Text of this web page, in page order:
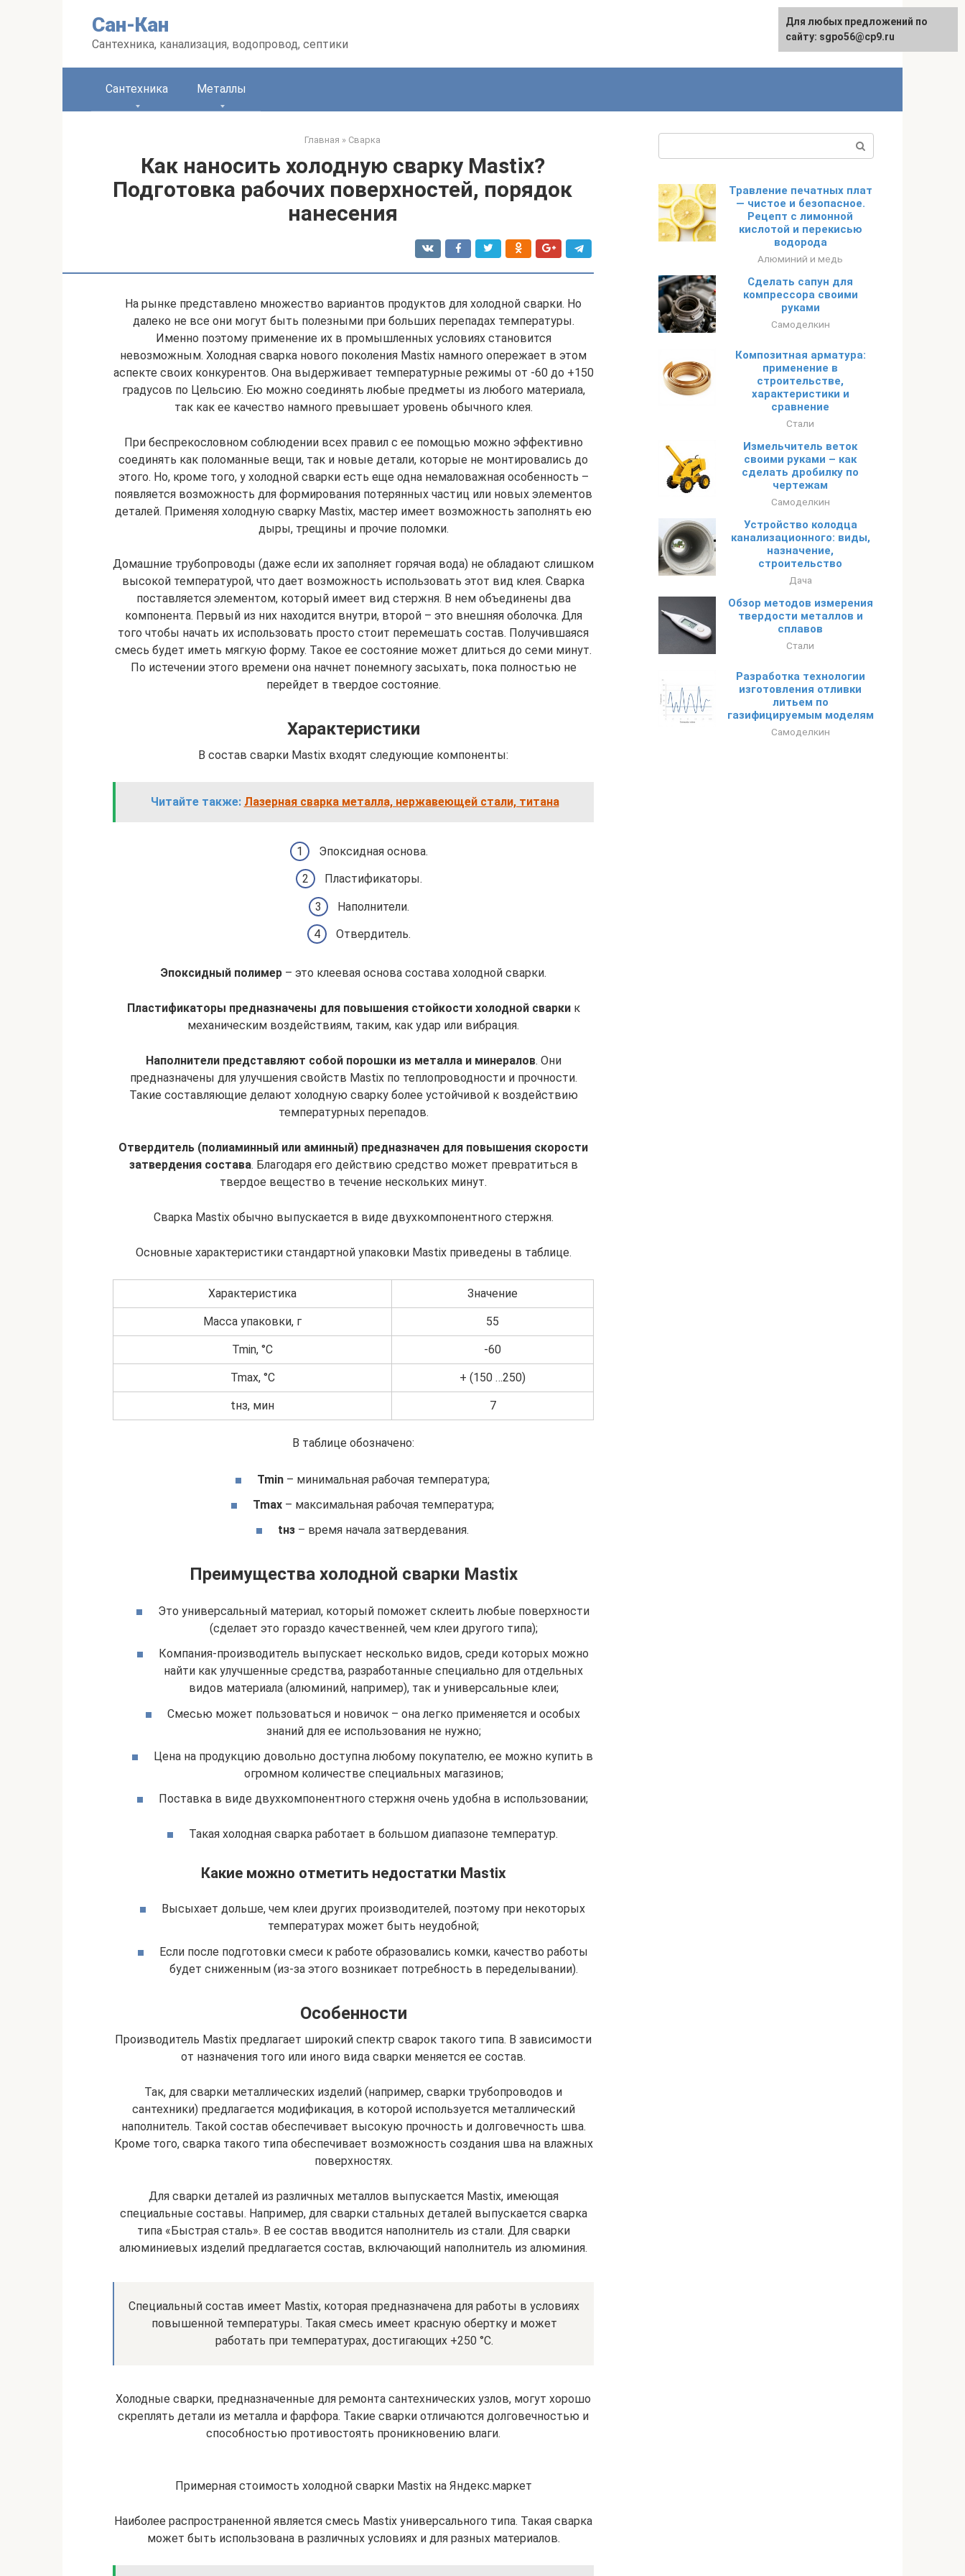
Сан-Кан
Сантехника, канализация, водопровод, септики
English
Сантехника Металлы
Главная » Сварка
Как наносить холодную сварку Mastix?
Подготовка рабочих поверхностей, порядок
нанесения
На рынке представлено множество вариантов продуктов для холодной сварки. Но
далеко не все они могут быть полезными при больших перепадах температуры.
Именно поэтому применение их в промышленных условиях становится
невозможным. Холодная сварка нового поколения Mastix намного опережает в этом
аспекте своих конкурентов. Она выдерживает температурные режимы от -60 до +150
градусов по Цельсию. Ею можно соединять любые предметы из любого материала,
так как ее качество намного превышает уровень обычного клея.
При беспрекословном соблюдении всех правил с ее помощью можно эффективно
соединять как поломанные вещи, так и новые детали, которые не монтировались до
этого. Но, кроме того, у холодной сварки есть еще одна немаловажная особенность –
появляется возможность для формирования потерянных частиц или новых элементов
деталей. Применяя холодную сварку Mastix, мастер имеет возможность заполнять ею
дыры, трещины и прочие поломки.
Домашние трубопроводы (даже если их заполняет горячая вода) не обладают слишком
высокой температурой, что дает возможность использовать этот вид клея. Сварка
поставляется элементом, который имеет вид стержня. В нем объединены два
компонента. Первый из них находится внутри, второй – это внешняя оболочка. Для
того чтобы начать их использовать просто стоит перемешать состав. Получившаяся
смесь будет иметь мягкую форму. Такое ее состояние может длиться до семи минут.
По истечении этого времени она начнет понемногу засыхать, пока полностью не
перейдет в твердое состояние.
Характеристики
В состав сварки Mastix входят следующие компоненты:
Читайте также: Лазерная сварка металла, нержавеющей стали, титана
Эпоксидная основа.
Пластификаторы.
Наполнители.
Отвердитель.
Эпоксидный полимер – это клеевая основа состава холодной сварки.
Пластификаторы предназначены для повышения стойкости холодной сваркик
механическим воздействиям, таким, как удар или вибрация.
Наполнители представляют собой порошки из металла и минералов. Они
предназначены для улучшения свойств Mastix по теплопроводности и прочности.
Такие составляющие делают холодную сварку более устойчивой к воздействию
температурных перепадов.
Отвердитель (полиаминный или аминный) предназначен для повышения скорости
затвердения состава. Благодаря его действию средство может превратиться в
твердое вещество в течение нескольких минут.
Сварка Mastix обычно выпускается в виде двухкомпонентного стержня.
Основные характеристики стандартной упаковки Mastix приведены в таблице.
Характеристика Значение
Масса упаковки, г 55
Tmin, °C -60
Tmax, °C + (150 …250)
tнз, мин 7
В таблице обозначено:
Tmin – минимальная рабочая температура;
Tmax – максимальная рабочая температура;
tнз – время начала затвердевания.
Преимущества холодной сварки Mastix
Это универсальный материал, который поможет склеить любые поверхности
(сделает это гораздо качественней, чем клеи другого типа);
Компания-производитель выпускает несколько видов, среди которых можно
найти как улучшенные средства, разработанные специально для отдельных
видов материала (алюминий, например), так и универсальные клеи;
Смесью может пользоваться и новичок – она легко применяется и особых
знаний для ее использования не нужно;
Цена на продукцию довольно доступна любому покупателю, ее можно купить в
огромном количестве специальных магазинов;
Поставка в виде двухкомпонентного стержня очень удобна в использовании;
Такая холодная сварка работает в большом диапазоне температур.
Какие можно отметить недостатки Mastix
Высыхает дольше, чем клеи других производителей, поэтому при некоторых
температурах может быть неудобной;
Если после подготовки смеси к работе образовались комки, качество работы
будет сниженным (из-за этого возникает потребность в переделывании).
Особенности
Производитель Mastix предлагает широкий спектр сварок такого типа. В зависимости
от назначения того или иного вида сварки меняется ее состав.
Так, для сварки металлических изделий (например, сварки трубопроводов и
сантехники) предлагается модификация, в которой используется металлический
наполнитель. Такой состав обеспечивает высокую прочность и долговечность шва.
Кроме того, сварка такого типа обеспечивает возможность создания шва на влажных
поверхностях.
Для сварки деталей из различных металлов выпускается Mastix, имеющая
специальные составы. Например, для сварки стальных деталей выпускается сварка
типа «Быстрая сталь». В ее состав вводится наполнитель из стали. Для сварки
алюминиевых изделий предлагается состав, включающий наполнитель из алюминия.
Специальный состав имеет Mastix, которая предназначена для работы в условиях
повышенной температуры. Такая смесь имеет красную обертку и может
работать при температурах, достигающих +250 °C.
Холодные сварки, предназначенные для ремонта сантехнических узлов, могут хорошо
скреплять детали из металла и фарфора. Такие сварки отличаются долговечностью и
способностью противостоять проникновению влаги.
Примерная стоимость холодной сварки Mastix на Яндекс.маркет
Наиболее распространенной является смесь Mastix универсального типа. Такая сварка
может быть использована в различных условиях и для разных материалов.
Травление печатных плат
— чистое и безопасное.
Рецепт с лимонной
кислотой и перекисью
водорода
Алюминий и медь
Сделать сапун для
компрессора своими
руками
Самоделкин
Композитная арматура:
применение в
строительстве,
характеристики и
сравнение
Стали
Измельчитель веток
своими руками – как
сделать дробилку по
чертежам
Самоделкин
Устройство колодца
канализационного: виды,
назначение,
строительство
Дача
Обзор методов измерения
твердости металлов и
сплавов
Стали
Разработка технологии
изготовления отливки
литьем по
газифицируемым моделям
Самоделкин
Для любых предложений по
сайту: sgpo56@cp9.ru